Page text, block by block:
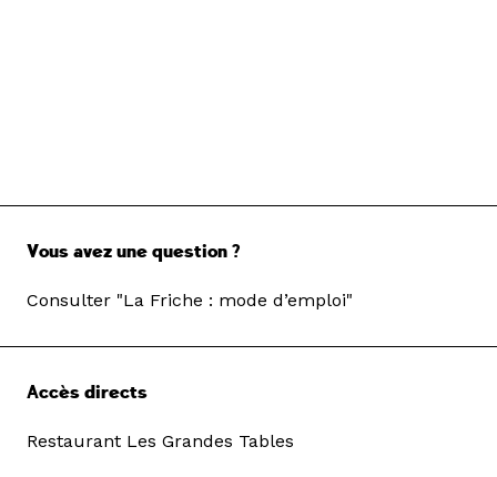
Vous avez une question ?
Consulter "La Friche : mode d’emploi"
Accès directs
Restaurant Les Grandes Tables